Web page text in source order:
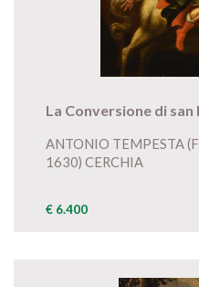
La Conversione di san
ANTONIO TEMPESTA
1630) CERCHIA
€ 6.400